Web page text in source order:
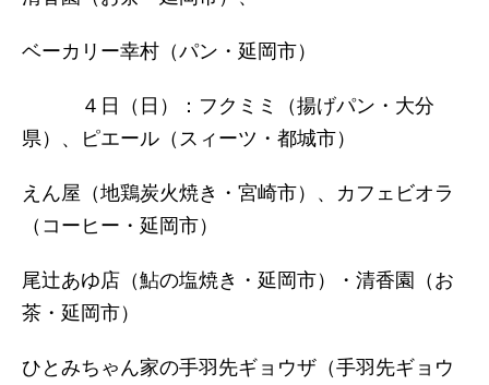
ベーカリー幸村（パン・延岡市）
４日（日）：フクミミ（揚げパン・大分
県）、ピエール（スィーツ・都城市）
えん屋（地鶏炭火焼き・宮崎市）、カフェビオラ
（コーヒー・延岡市）
尾辻あゆ店（鮎の塩焼き・延岡市）・清香園（お
茶・延岡市）
ひとみちゃん家の手羽先ギョウザ（手羽先ギョウ